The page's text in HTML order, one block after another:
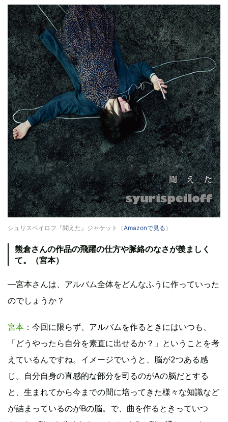
シュリスペイロフ『聞えた』ジャケット（Amazonで見る ）
熊倉さんの作品の飛躍の仕方や脈絡のなさが羨ましく
て。（宮本）
—宮本さんは、アルバム全体をどんなふうに作っていった
のでしょうか？
宮本 ：今回に限らず、アルバムを作るときにはいつも、
「どうやったら自分を素直に出せるか？」ということを考
えているんですね。イメージでいうと、脳が2つある感
じ。自分自身の直感的な部分を司るのがAの脳だとする
と、生まれてから今までの間に培ってきた様々な知識など
が詰まっているのがBの脳。で、曲を作るときっていつ